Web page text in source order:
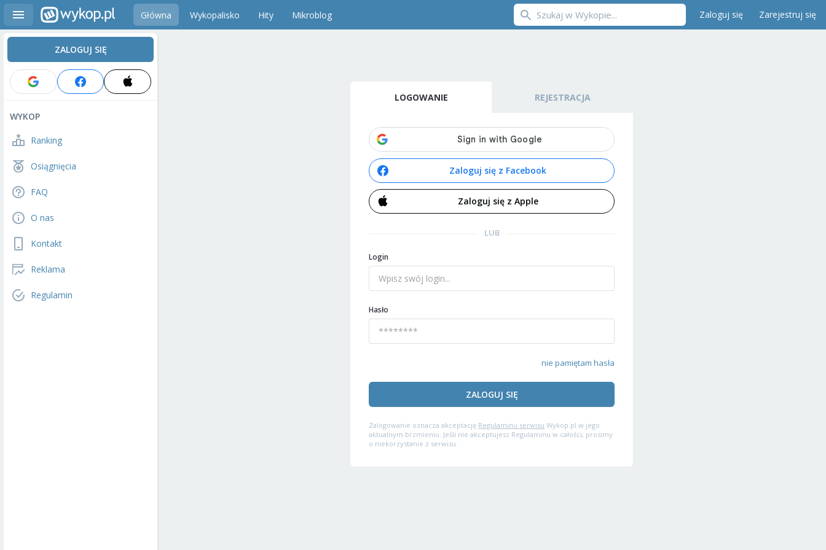
Główna Wykopalisko Hity Mikroblog Zaloguj się Zarejestruj się
ZALOGUJ SIĘ
WYKOP
Ranking
Osiągnięcia
FAQ
O nas
Kontakt
Reklama
Regulamin
LOGOWANIE REJESTRACJA
Zaloguj się z Facebook
Zaloguj się z Apple
LUB
Login
Hasło
nie pamiętam hasła
ZALOGUJ SIĘ
Zalogowanie oznacza akceptację Regulaminu serwisu Wykop.pl w jego
aktualnym brzmieniu. Jeśli nie akceptujesz Regulaminu w całości, prosimy
o niekorzystanie z serwisu.